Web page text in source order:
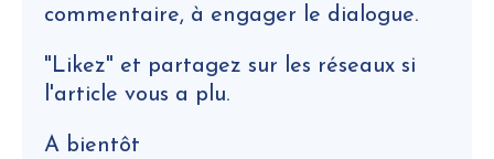
commentaire, à engager le dialogue.
"Likez" et partagez sur les réseaux si
l'article vous a plu.
A bientôt